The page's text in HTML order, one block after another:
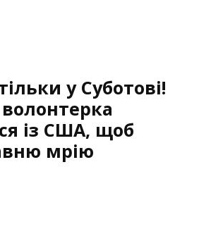
у Суботові!
із США, щоб
мрію